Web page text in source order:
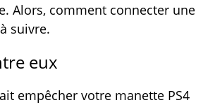
Alors, comment connecter une
suivre.
eux
empêcher votre manette PS4